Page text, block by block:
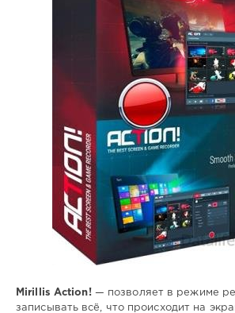
Mirillis Action!— позволяет в режиме
записывать всё, что происходит на